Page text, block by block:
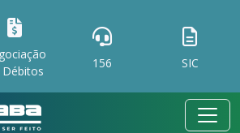
Débitos
156 SIC